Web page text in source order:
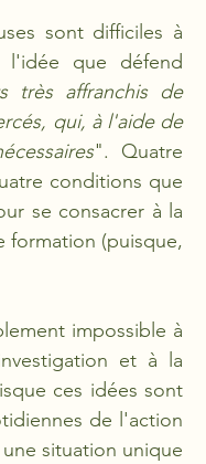
sont difficiles à
l'idée que défend
très affranchis de
qui, à l'aide de
".  Quatre
conditions que
se consacrer à la
formation (puisque,
impossible à
et à la
ces idées sont
de l'action
situation unique